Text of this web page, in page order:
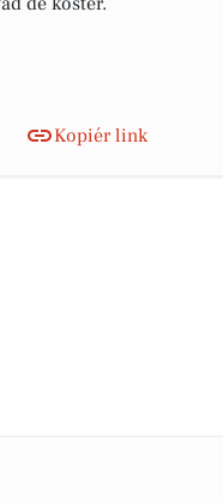
Kopiér link